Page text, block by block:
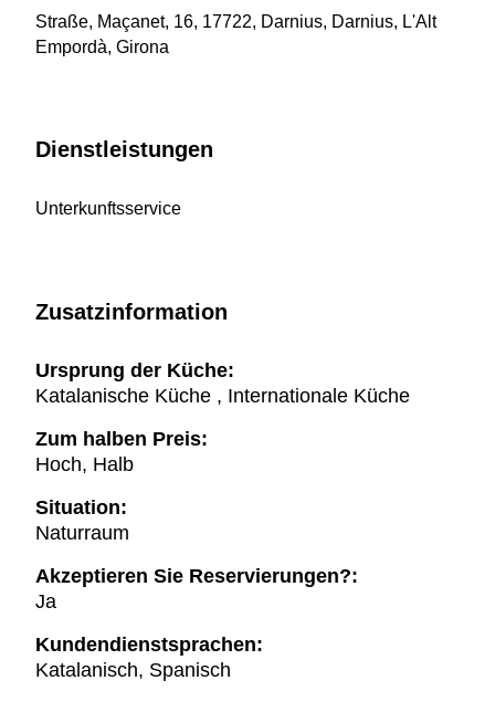
Straße, Maçanet, 16, 17722, Darnius, Darnius, L'Alt
Empordà, Girona
Dienstleistungen
Unterkunftsservice
Zusatzinformation
Ursprung der Küche:
Katalanische Küche , Internationale Küche
Zum halben Preis:
Hoch, Halb
Situation:
Naturraum
Akzeptieren Sie Reservierungen?:
Ja
Kundendienstsprachen:
Katalanisch, Spanisch